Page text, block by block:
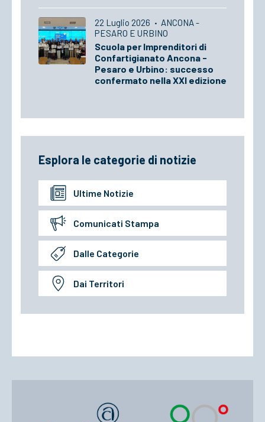
22 Luglio 2026 · ANCONA -
PESARO E URBINO
Scuola per Imprenditori di
Confartigianato Ancona -
Pesaro e Urbino: successo
confermato nella XXI edizione
Esplora le categorie di notizie
Ultime Notizie
Comunicati Stampa
Dalle Categorie
Dai Territori